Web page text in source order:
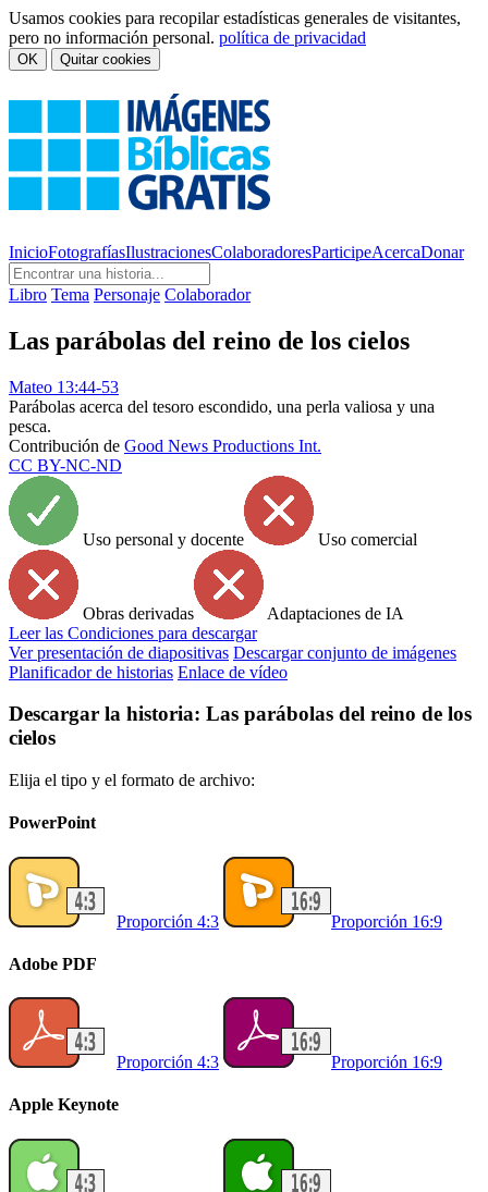
Usamos cookies para recopilar estadísticas generales de visitantes,
pero no información personal. política de privacidad
OK Quitar cookies
InicioFotografíasIlustracionesColaboradoresParticipeAcercaDonar
Libro Tema Personaje Colaborador
Las parábolas del reino de los cielos
Mateo 13:44-53
Parábolas acerca del tesoro escondido, una perla valiosa y una
pesca.
Contribución de Good News Productions Int.
CC BY-NC-ND
Uso personal y docente Uso comercial
Obras derivadas
Adaptaciones de IA
Leerlas Condiciones para descargar
Ver presentación de diapositivas Descargar conjunto de imágenes
Planificador de historias Enlace de vídeo
Descargar la historia: Las parábolas del reino de los
cielos
Elija el tipo y el formato de archivo:
PowerPoint
Proporción 4:3 Proporción 16:9
Adobe PDF
Proporción 4:3 Proporción 16:9
Apple Keynote